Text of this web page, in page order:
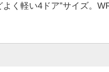
く軽い4ドア”サイズ。